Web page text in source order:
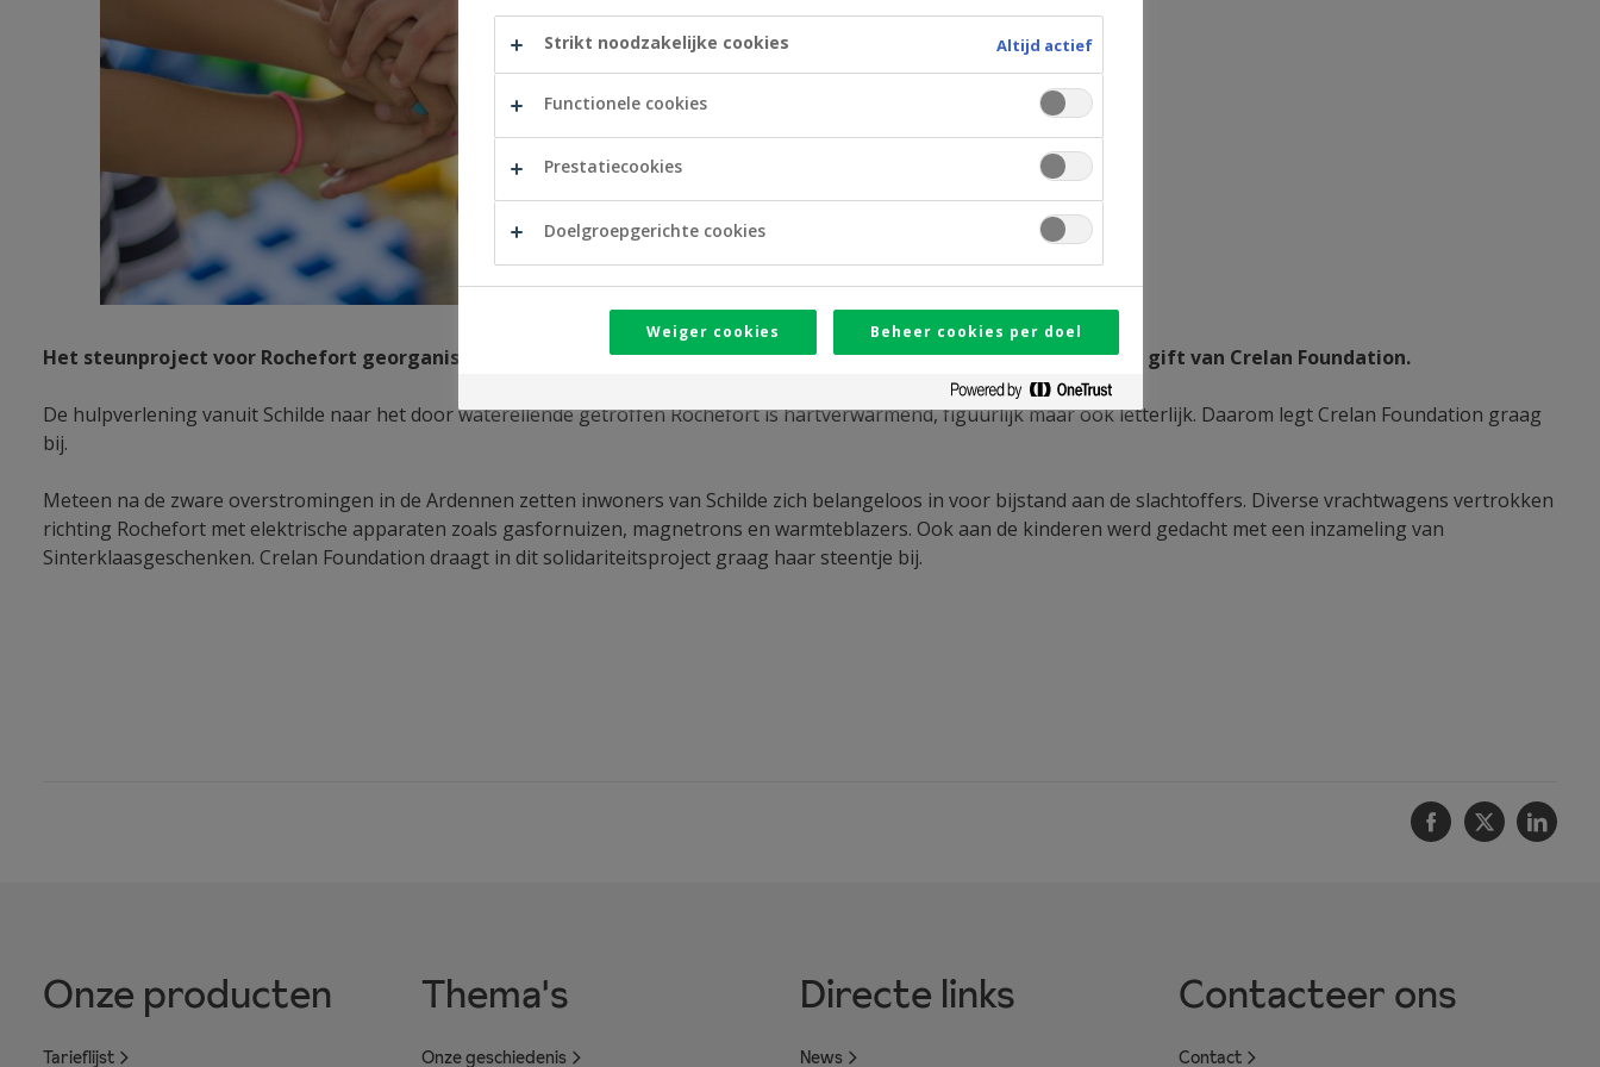
Het steunproject voor Rochefort georganiseerd door bewoners van de Antwerpse gemeente Schilde ontvangt een gift van Crelan Foundation.
De hulpverlening vanuit Schilde naar het door waterellende getroffen Rochefort is hartverwarmend, figuurlijk maar ook letterlijk. Daarom legt Crelan Foundation graag
bij.
Meteen na de zware overstromingen in de Ardennen zetten inwoners van Schilde zich belangeloos in voor bijstand aan de slachtoffers. Diverse vrachtwagens vertrokken
richting Rochefort met elektrische apparaten zoals gasfornuizen, magnetrons en warmteblazers. Ook aan de kinderen werd gedacht met een inzameling van
Sinterklaasgeschenken. Crelan Foundation draagt in dit solidariteitsproject graag haar steentje bij.
Facebook
Twitter
Onze producten
Tarieflijst
Thema's
Onze geschiedenis
Directe links
News
Contacteer ons
Contact
Strikt noodzakelijke cookies Altijd actief
Functionele cookies
Prestatiecookies
Doelgroepgerichte cookies
Weiger cookies Beheer cookies per doel